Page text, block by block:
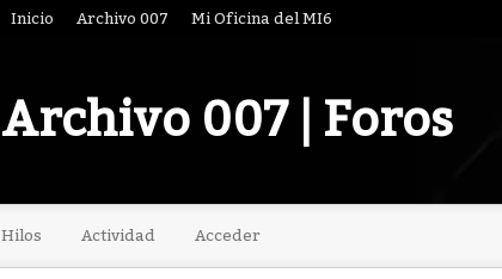
Inicio Archivo 007 Mi Oficina del MI6
Archivo 007 | Foros
Hilos Actividad Acceder